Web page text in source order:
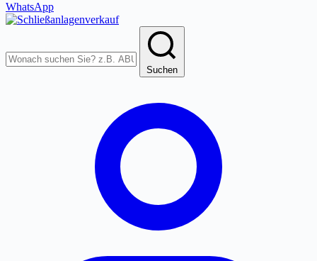
WhatsApp
Suchen